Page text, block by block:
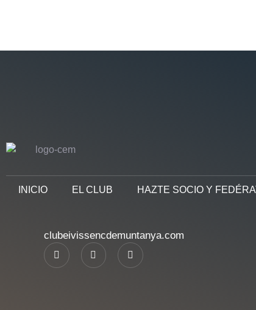
INICIO EL CLUB HAZTE SOCIO Y
clubeivissencdemuntanya.com